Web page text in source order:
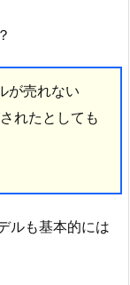
が売れない
れたとしても
ルも基本的には